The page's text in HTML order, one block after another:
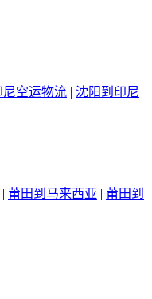
尼空运物流 | 沈阳到印尼
| 莆田到马来西亚 | 莆田到